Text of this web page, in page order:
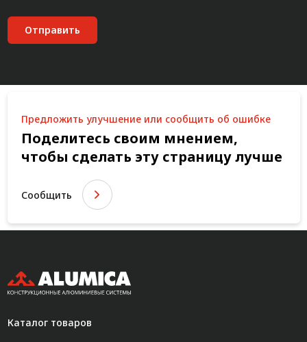
Отправить
Предложить улучшение или сообщить об ошибке
Поделитесь своим мнением,
чтобы сделать эту страницу лучше
Сообщить
Каталог товаров